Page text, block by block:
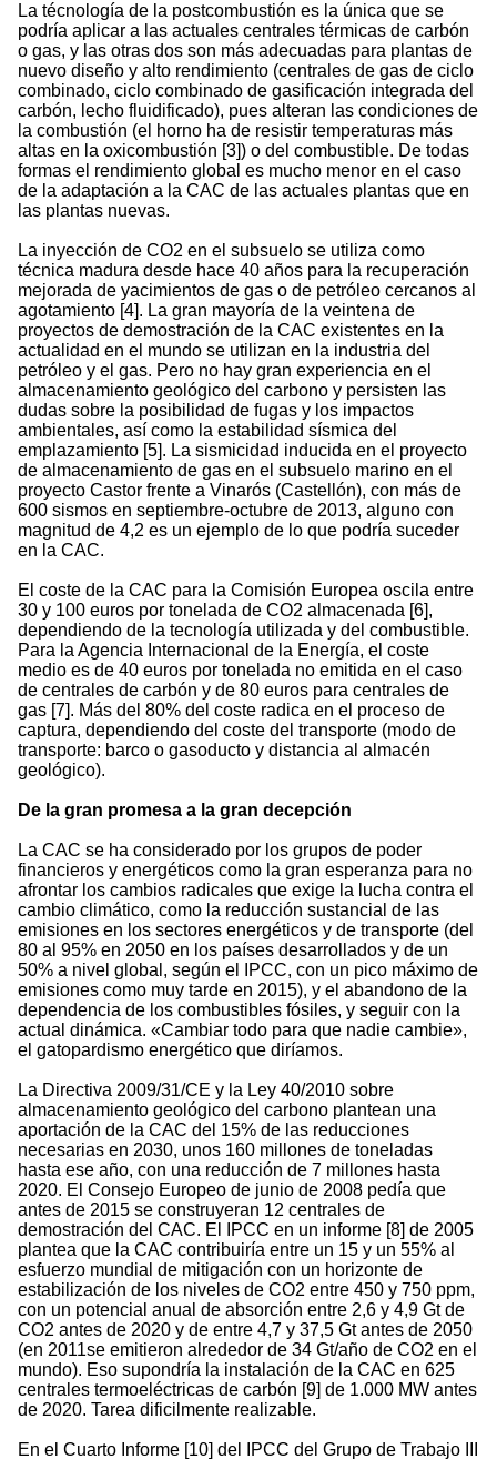
La técnología de la postcombustión es la única que se
podría aplicar a las actuales centrales térmicas de carbón
o gas, y las otras dos son más adecuadas para plantas de
nuevo diseño y alto rendimiento (centrales de gas de ciclo
combinado, ciclo combinado de gasificación integrada del
carbón, lecho fluidificado), pues alteran las condiciones de
la combustión (el horno ha de resistir temperaturas más
altas en la oxicombustión [3]) o del combustible. De todas
formas el rendimiento global es mucho menor en el caso
de la adaptación a la CAC de las actuales plantas que en
las plantas nuevas.
La inyección de CO2 en el subsuelo se utiliza como
técnica madura desde hace 40 años para la recuperación
mejorada de yacimientos de gas o de petróleo cercanos al
agotamiento [4]. La gran mayoría de la veintena de
proyectos de demostración de la CAC existentes en la
actualidad en el mundo se utilizan en la industria del
petróleo y el gas. Pero no hay gran experiencia en el
almacenamiento geológico del carbono y persisten las
dudas sobre la posibilidad de fugas y los impactos
ambientales, así como la estabilidad sísmica del
emplazamiento [5]. La sismicidad inducida en el proyecto
de almacenamiento de gas en el subsuelo marino en el
proyecto Castor frente a Vinarós (Castellón), con más de
600 sismos en septiembre-octubre de 2013, alguno con
magnitud de 4,2 es un ejemplo de lo que podría suceder
en la CAC.
El coste de la CAC para la Comisión Europea oscila entre
30 y 100 euros por tonelada de CO2 almacenada [6],
dependiendo de la tecnología utilizada y del combustible.
Para la Agencia Internacional de la Energía, el coste
medio es de 40 euros por tonelada no emitida en el caso
de centrales de carbón y de 80 euros para centrales de
gas [7]. Más del 80% del coste radica en el proceso de
captura, dependiendo del coste del transporte (modo de
transporte: barco o gasoducto y distancia al almacén
geológico).
De la gran promesa a la gran decepción
La CAC se ha considerado por los grupos de poder
financieros y energéticos como la gran esperanza para no
afrontar los cambios radicales que exige la lucha contra el
cambio climático, como la reducción sustancial de las
emisiones en los sectores energéticos y de transporte (del
80 al 95% en 2050 en los países desarrollados y de un
50% a nivel global, según el IPCC, con un pico máximo de
emisiones como muy tarde en 2015), y el abandono de la
dependencia de los combustibles fósiles, y seguir con la
actual dinámica. «Cambiar todo para que nadie cambie»,
el gatopardismo energético que diríamos.
La Directiva 2009/31/CE y la Ley 40/2010 sobre
almacenamiento geológico del carbono plantean una
aportación de la CAC del 15% de las reducciones
necesarias en 2030, unos 160 millones de toneladas
hasta ese año, con una reducción de 7 millones hasta
2020. El Consejo Europeo de junio de 2008 pedía que
antes de 2015 se construyeran 12 centrales de
demostración del CAC. El IPCC en un informe [8] de 2005
plantea que la CAC contribuiría entre un 15 y un 55% al
esfuerzo mundial de mitigación con un horizonte de
estabilización de los niveles de CO2 entre 450 y 750 ppm,
con un potencial anual de absorción entre 2,6 y 4,9 Gt de
CO2 antes de 2020 y de entre 4,7 y 37,5 Gt antes de 2050
(en 2011se emitieron alrededor de 34 Gt/año de CO2 en el
mundo). Eso supondría la instalación de la CAC en 625
centrales termoeléctricas de carbón [9] de 1.000 MW antes
de 2020. Tarea dificilmente realizable.
En el Cuarto Informe [10] del IPCC del Grupo de Trabajo III